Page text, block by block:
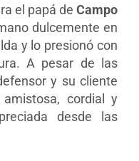
el papá de Campo
dulcemente en
y lo presionó con
A pesar de las
y su cliente
cordial y
desde las